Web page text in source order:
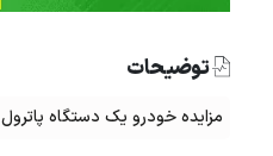
توضیحات
مزایده خودرو یک دستگاه پاترول 4درب رنگ : سبز مدل : 77